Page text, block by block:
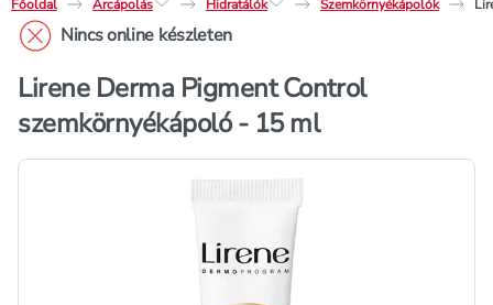
Főoldal
Arcápolás Hidratálók Szemkörnyékápolók
Nincs online készleten
Lirene Derma Pigment Control
szemkörnyékápoló - 15 ml